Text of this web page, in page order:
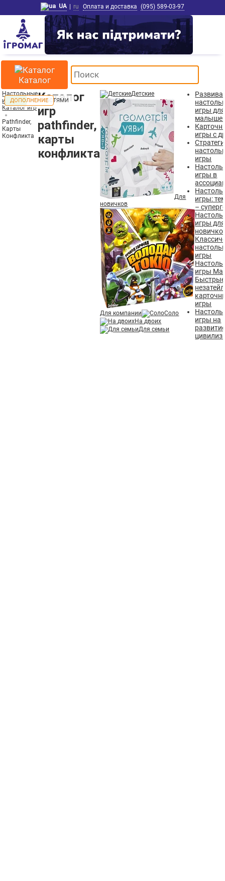
UA | ru Оплата и доставка (095) 589-03-97
Каталог
Настольные
игры
Каталог игр
Pathfinder,
Карты
Конфликта
Каталог
игр
pathfinder,
карты
конфликта
Детские
Для
новичков
Для компании
Соло
На двоих
Для семьи
игры для
игры с
игры
игры в
игры:
–
игры для
игры
игры
игры
игры на
ТОП
ДОПОЛНЕНИЕ